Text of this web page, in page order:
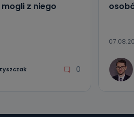
z niego
0